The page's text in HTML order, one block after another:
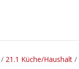
/ 21.1 Küche/Haushalt /